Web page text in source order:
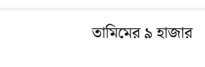
তামিমের ৯ হাজার